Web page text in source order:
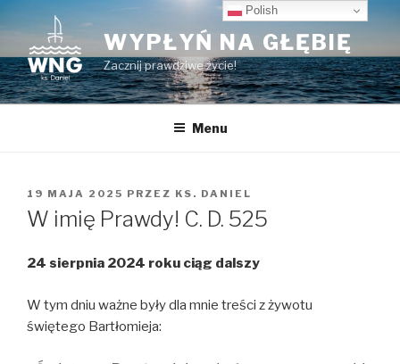
Przeskocz
do
treści
WYPŁYŃ NA GŁĘBIĘ
Zacznij prawdziwe życie!
Menu
OPUBLIKOWANE
W
19 MAJA 2025 PRZEZ KS. DANIEL
W imię Prawdy! C. D. 525
24 sierpnia 2024 roku ciąg dalszy
W tym dniu ważne były dla mnie treści z żywotu
świętego Bartłomieja:
Polish